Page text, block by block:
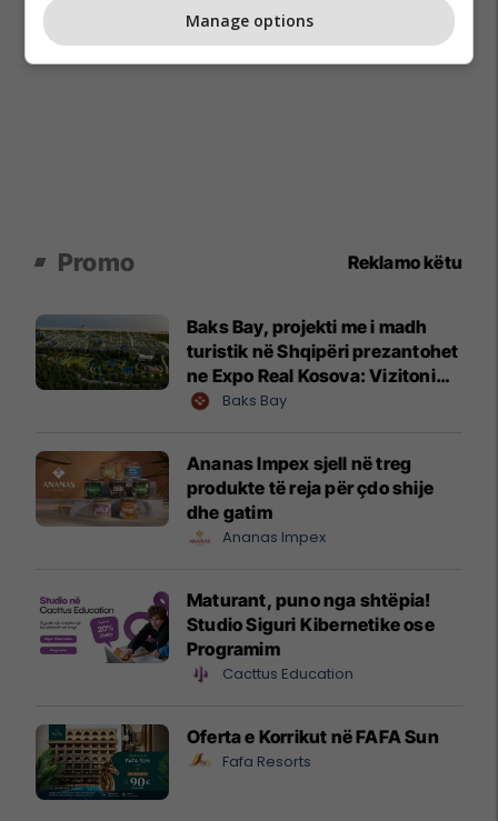
Promo Reklamo këtu
Baks Bay, projekti me i madh
turistik në Shqipëri prezantohet
ne Expo Real Kosova: Vizitoni
shtandin dhe zbuloni
Baks Bay
Ananas Impex sjell në treg
produkte të reja për çdo shije
dhe gatim
Ananas Impex
Maturant, puno nga shtëpia!
Studio Siguri Kibernetike ose
Programim
Cacttus Education
Oferta e Korrikut në FAFA Sun
Fafa Resorts
Manage options